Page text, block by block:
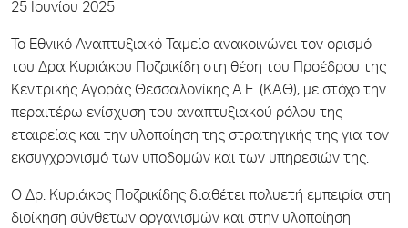
25 Ιουνίου 2025
Το Εθνικό Αναπτυξιακό Ταμείο ανακοινώνει τον ορισμό
του Δρα Κυριάκου Ποζρικίδη στη θέση του Προέδρου της
Κεντρικής Αγοράς Θεσσαλονίκης Α.Ε. (ΚΑΘ), με στόχο την
περαιτέρω ενίσχυση του αναπτυξιακού ρόλου της
εταιρείας και την υλοποίηση της στρατηγικής της για τον
εκσυγχρονισμό των υποδομών και των υπηρεσιών της.
Ο Δρ. Κυριάκος Ποζρικίδης διαθέτει πολυετή εμπειρία στη
διοίκηση σύνθετων οργανισμών και στην υλοποίηση